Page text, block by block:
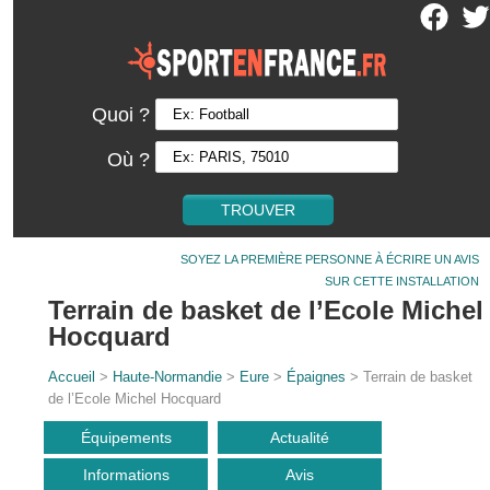
Quoi ?
Où ?
SOYEZ LA PREMIÈRE PERSONNE À ÉCRIRE UN AVIS
SUR CETTE INSTALLATION
Terrain de basket de l’Ecole Michel
Hocquard
Accueil > Haute-Normandie > Eure > Épaignes > Terrain de basket
de l’Ecole Michel Hocquard
Équipements Actualité
Informations Avis